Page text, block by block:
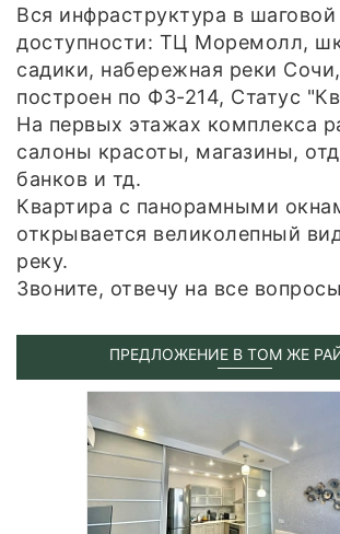
Вся инфраструктура в шаговой
доступности: ТЦ Моремолл,
садики, набережная реки
построен по ФЗ-214, Статус
На первых этажах комплекса
салоны красоты, магазины,
банков и тд.
Квартира с панорамными
открывается великолепный
реку.
Звоните, отвечу на все
ПРЕДЛОЖЕНИЕ В ТОМ ЖЕ